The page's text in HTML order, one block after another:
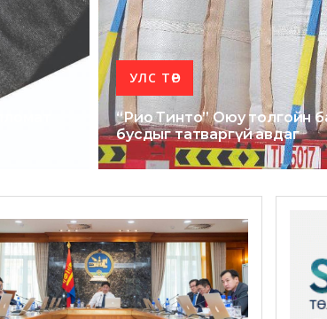
УЛС ТӨР
“Рио Тинто” Оюу толгойн
бусдыг татваргүй авдаг